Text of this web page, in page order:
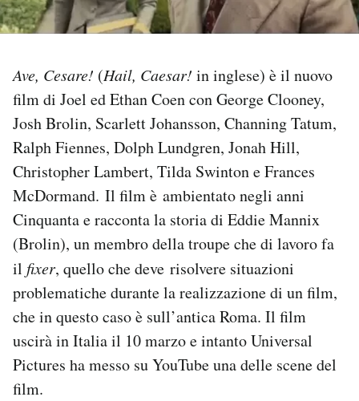
PODCAST
NEWSLETTER
SHOP
CALENDARIO
AREA PERSONALE
Area Personale
Newsletter
Notifiche mobile
Ave, Cesare! (Hail, Caesar! in inglese) è il nuovo
film di Joel ed Ethan Coen con George Clooney,
Josh Brolin, Scarlett Johansson, Channing Tatum,
Ralph Fiennes, Dolph Lundgren, Jonah Hill,
Christopher Lambert, Tilda Swinton e Frances
McDormand. Il film è ambientato negli anni
Cinquanta e racconta la storia di Eddie Mannix
(Brolin), un membro della troupe che di lavoro fa
il fixer, quello che deve risolvere situazioni
problematiche durante la realizzazione di un film,
che in questo caso è sull’antica Roma. Il film
uscirà in Italia il 10 marzo e intanto Universal
Pictures ha messo su YouTube una delle scene del
film.